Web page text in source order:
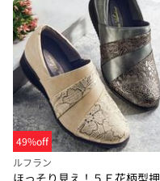
49%off
ルフラン
ほっそり見え！５Ｅ花柄型